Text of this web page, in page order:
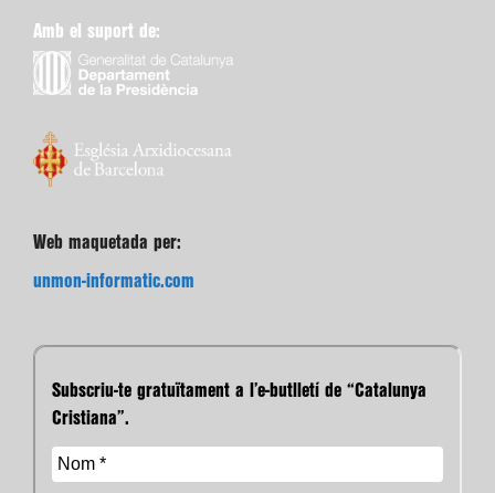
Amb el suport de:
Web maquetada per:
unmon-informatic.com
Subscriu-te gratuïtament a l’e-butlletí de “Catalunya
Cristiana”.